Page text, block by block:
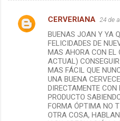
C
CERVERIANA 24 de
BUENAS JOAN Y YA
FELICIDADES DE
MAS AHORA CON EL
ACTUAL)
MAS FÁCIL QUE
UNA BUENA
DIRECTAMENTE CON
PRODUCTO
FORMA ÓPTIMA NO
OTRA COSA,